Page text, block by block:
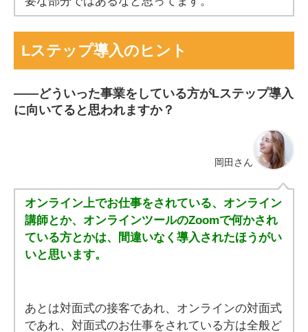
Lステップ導入のヒント
――どういった事業をしている方がLステップ導入
に向いてると思われますか？
岡田さん
オンライン上でお仕事をされている、オンライン
講師とか、オンラインツールのZoomで何かされ
ている方とかは、間違いなく導入されたほうがい
いと思います。
あとは対面式の接客であれ、オンラインの対面式
であれ、対面式のお仕事をされている方は全般ど